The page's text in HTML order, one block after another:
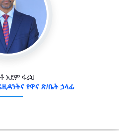
አደም ፋራህ
የዋና ጽ/ቤት ኃላፊ